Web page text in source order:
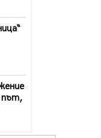
път,